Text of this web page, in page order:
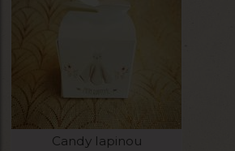
Candy lapinou